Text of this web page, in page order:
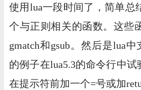
使用lua一段时间了，简单总
个与正则相关的函数。这些
gmatch和gsub。然后是lua
的例子在lua5.3的命令行中试
在提示符前加一个=号或加